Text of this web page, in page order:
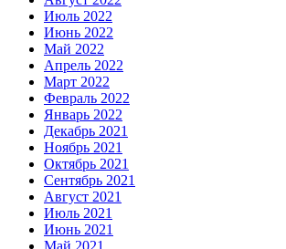
Июль 2022
Июнь 2022
Май 2022
Апрель 2022
Март 2022
Февраль 2022
Январь 2022
Декабрь 2021
Ноябрь 2021
Октябрь 2021
Сентябрь 2021
Август 2021
Июль 2021
Июнь 2021
Май 2021